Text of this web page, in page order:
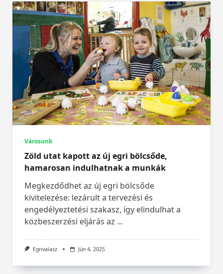
Városunk
Zöld utat kapott az új egri bölcsőde,
hamarosan indulhatnak a munkák
Megkezdődhet az új egri bölcsőde
kivitelezése: lezárult a tervezési és
engedélyeztetési szakasz, így elindulhat a
közbeszerzési eljárás az ...
Egrivalasz Jún 4, 2025